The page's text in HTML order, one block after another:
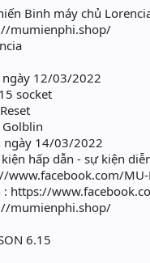
Binh máy chủ
mumienphi.shop/
ngày 12/03/2022
socket
Golblin
ngày 14/03/2022
hấp dẫn - sự kiện
www.facebook.com/
: https://
mumienphi.shop/
6.15